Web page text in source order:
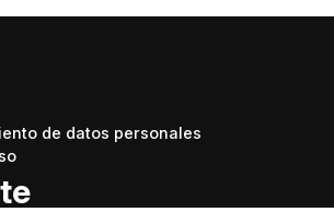
de datos personales